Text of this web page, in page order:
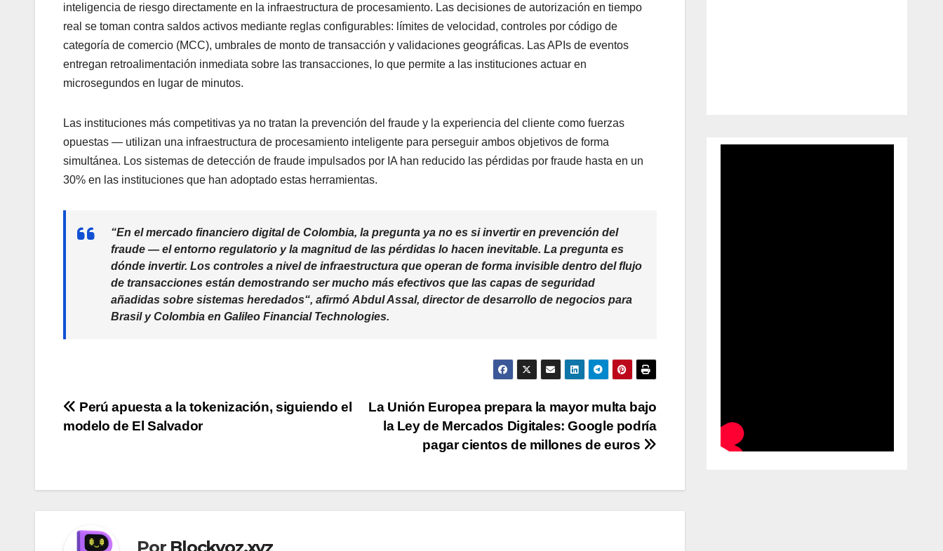
inteligencia de riesgo directamente en la infraestructura de procesamiento. Las decisiones de autorización en tiempo
real se toman contra saldos activos mediante reglas configurables: límites de velocidad, controles por código de
categoría de comercio (MCC), umbrales de monto de transacción y validaciones geográficas. Las APIs de eventos
entregan retroalimentación inmediata sobre las transacciones, lo que permite a las instituciones actuar en
microsegundos en lugar de minutos.
Las instituciones más competitivas ya no tratan la prevención del fraude y la experiencia del cliente como fuerzas
opuestas — utilizan una infraestructura de procesamiento inteligente para perseguir ambos objetivos de forma
simultánea. Los sistemas de detección de fraude impulsados por IA han reducido las pérdidas por fraude hasta en un
30% en las instituciones que han adoptado estas herramientas.
“En el mercado financiero digital de Colombia, la pregunta ya no es si invertir en prevención del
fraude — el entorno regulatorio y la magnitud de las pérdidas lo hacen inevitable. La pregunta es
dónde invertir. Los controles a nivel de infraestructura que operan de forma invisible dentro del flujo
de transacciones están demostrando ser mucho más efectivos que las capas de seguridad
añadidas sobre sistemas heredados“, afirmó Abdul Assal, director de desarrollo de negocios para
Brasil y Colombia en Galileo Financial Technologies.
Navegación
La Unión Europea prepara la mayor multa bajo
la Ley de Mercados Digitales: Google podría
pagar cientos de millones de euros
Perú apuesta a la tokenización, siguiendo el
modelo de El Salvador